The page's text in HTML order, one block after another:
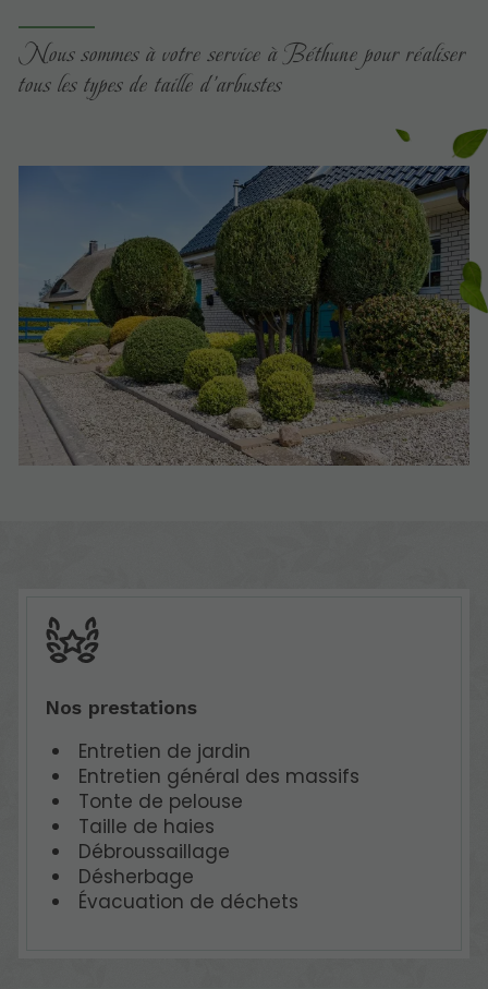
Nous sommes à votre service à Béthune pour réaliser
tous les types de taille d’arbustes
Nos prestations
Entretien de jardin
Entretien général des massifs
Tonte de pelouse
Taille de haies
Débroussaillage
Désherbage
Évacuation de déchets